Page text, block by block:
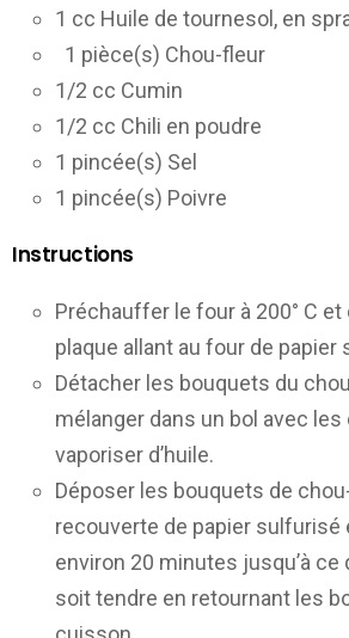
1 cc Huile de tournesol, en
1 pièce(s) Chou-fleur
1/2 cc Cumin
1/2 cc Chili en poudre
1 pincée(s) Sel
1 pincée(s) Poivre
Instructions
Préchauffer le four à 200° C
plaque allant au four de papier
Détacher les bouquets du
mélanger dans un bol avec
vaporiser d’huile.
Déposer les bouquets de
recouverte de papier sulfurisé
environ 20 minutes jusqu’à
soit tendre en retournant les